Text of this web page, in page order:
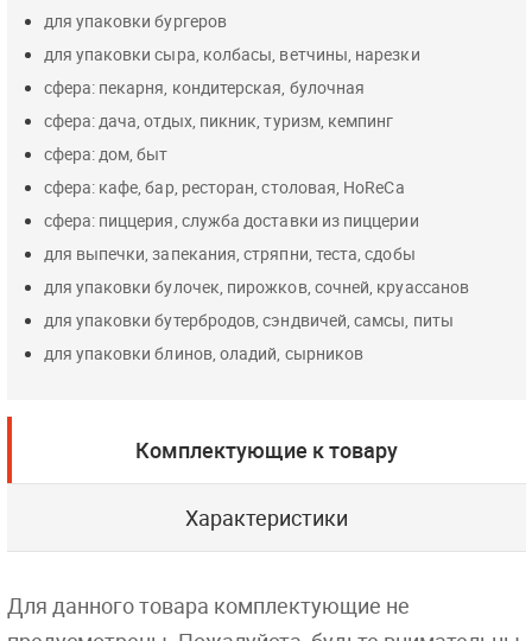
для упаковки бургеров
для упаковки сыра, колбасы, ветчины, нарезки
сфера: пекарня, кондитерская, булочная
сфера: дача, отдых, пикник, туризм, кемпинг
сфера: дом, быт
сфера: кафе, бар, ресторан, столовая, HoReCa
сфера: пиццерия, служба доставки из пиццерии
для выпечки, запекания, стряпни, теста, сдобы
для упаковки булочек, пирожков, сочней, круассанов
для упаковки бутербродов, сэндвичей, самсы, питы
для упаковки блинов, оладий, сырников
Комплектующие к товару
Характеристики
Для данного товара комплектующие не